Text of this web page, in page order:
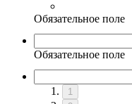
Обязательное поле
Обязательное поле
1